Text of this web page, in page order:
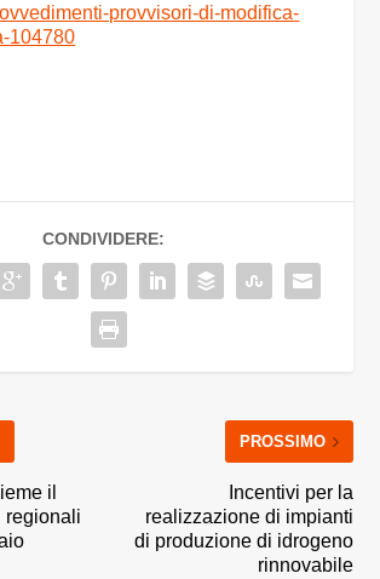
provvisori-di-modifica-
104780
CONDIVIDERE:
il
regionali
PROSSIMO
Incentivi per la
realizzazione di impianti
di produzione di idrogeno
rinnovabile